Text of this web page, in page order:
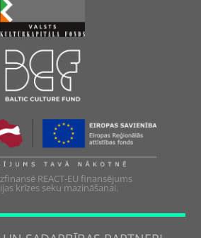
REACT-EU finansējums
krīzes seku mazināšanai.